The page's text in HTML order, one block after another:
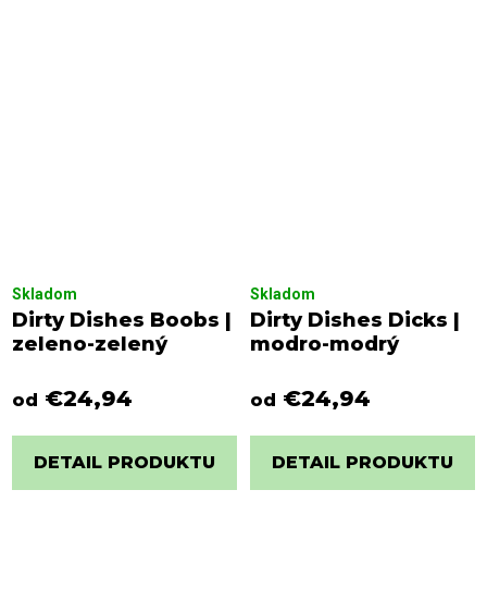
Dirty Dishes Boobs |
zeleno-zelený
Skladom
od €24,94
DETAIL PRODUKTU
Dirty Dishes Dicks |
modro-modrý
Skladom
od €24,94
DETAIL PRODUKTU